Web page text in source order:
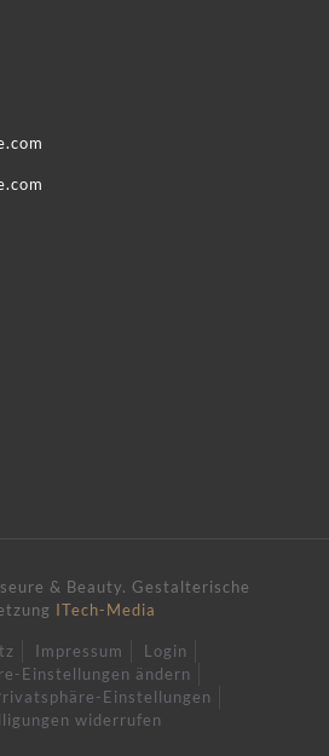
& Beauty. Gestalterische
ITech-Media
Impressum
Login
Einstellungen ändern
Einstellungen
widerrufen